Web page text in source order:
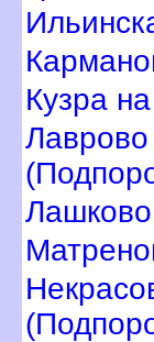
Кузра